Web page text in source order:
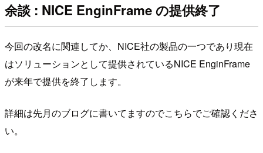
余談 : NICE EnginFrame の提供終了
今回の改名に関連してか、NICE社の製品の一つであり現在
はソリューションとして提供されているNICE EnginFrame
が来年で提供を終了します。
詳細は先月のブログに書いてますのでこちらでご確認くださ
い。